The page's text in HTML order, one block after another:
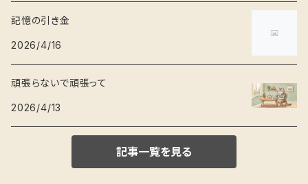
記憶の引き金
2026/4/16
頑張らないで頑張って
2026/4/13
記事一覧を見る